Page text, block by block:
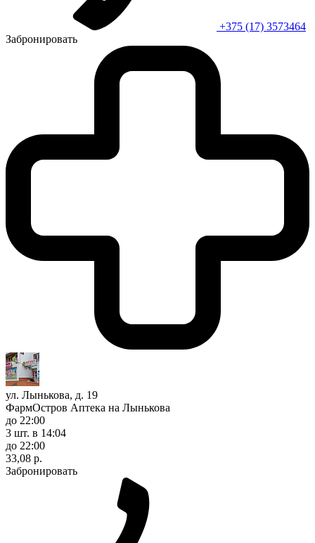
+375 (17) 3573464
Забронировать
ул. Лынькова, д. 19
ФармОстров Аптека на Лынькова
до 22:00
3 шт. в 14:04
до 22:00
33,08 р.
Забронировать